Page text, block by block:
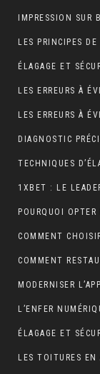
LES PRINCIPES
ÉLAGAGE ET
COMMENT
ÉLAGAGE ET
LES TOITURES